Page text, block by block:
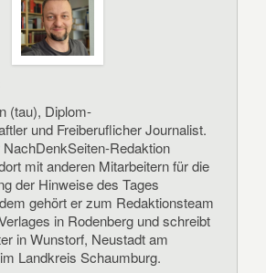
(tau), Diplom-
und Freiberuflicher Journalist.
NachDenkSeiten-Redaktion
mit anderen Mitarbeitern für die
der Hinweise des Tages
gehört er zum Redaktionsteam
in Rodenberg und schreibt
in Wunstorf, Neustadt am
Landkreis Schaumburg.